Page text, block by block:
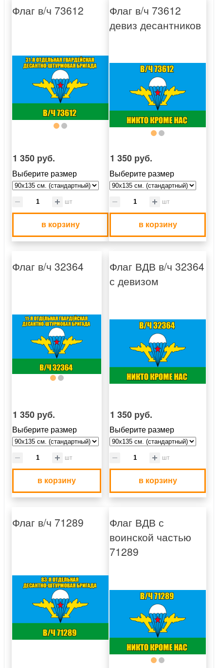
Флаг в/ч 73612
1 350 руб.
Выберите размер
шт
в корзину
Флаг в/ч 73612
девиз десантников
1 350 руб.
Выберите размер
шт
в корзину
Флаг в/ч 32364
1 350 руб.
Выберите размер
шт
в корзину
Флаг ВДВ в/ч 32364
с девизом
1 350 руб.
Выберите размер
шт
в корзину
Флаг в/ч 71289
Флаг ВДВ с
воинской частью
71289